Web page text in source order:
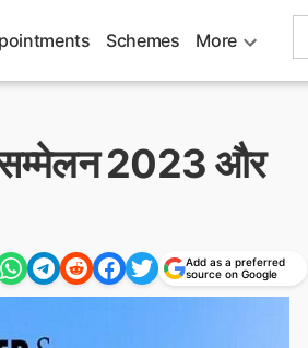
Schemes More
सम्‍मेलन 2023 और
Add as a preferred
source on Google